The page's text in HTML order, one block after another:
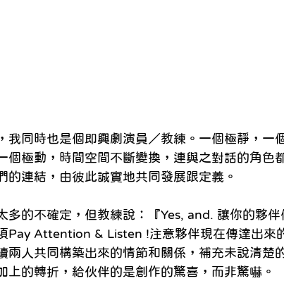
我同時也是個即興劇演員／教練。一個極靜，一
個極動，時間空間不斷變換，連與之對話的角色
的連結，由彼此誠實地共同發展跟定義。
多的不確定，但教練說：『Yes, and. 讓你的夥
Pay Attention & Listen !注意夥伴現在傳達出來
兩人共同構築出來的情節和關係，補充未說清楚
上的轉折，給伙伴的是創作的驚喜，而非驚嚇。